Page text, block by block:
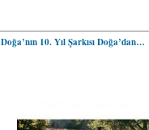
Doğa’nın 10. Yıl Şarkısı Doğa’dan…